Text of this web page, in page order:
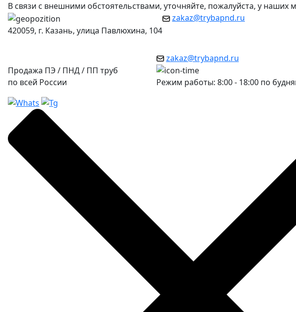
В связи с внешними обстоятельствами, уточняйте, пожалуйста, у
420059, г. Казань, улица Павлюхина, 104
zakaz@trybapnd.ru
Продажа ПЭ / ПНД / ПП труб
по всей России
zakaz@trybapnd.ru
Режим работы: 8:00 - 18:00 по